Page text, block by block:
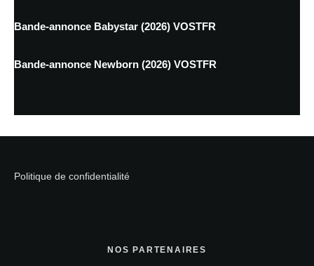
Bande-annonce Babystar (2026) VOSTFR
Bande-annonce Newborn (2026) VOSTFR
Politique de confidentialité
NOS PARTENAIRES